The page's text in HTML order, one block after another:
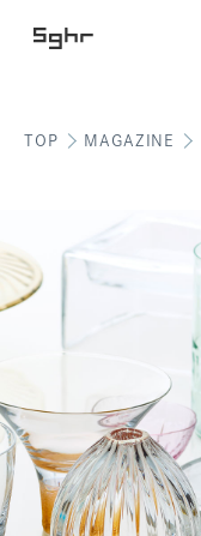
ショッピング
TOP MAGAZINE